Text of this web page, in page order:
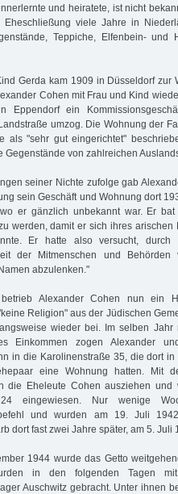
und heiratete, ist nicht
Eheschließung viele Jahre in
Teppiche, Elfenbein- und
Gerda kam 1909 in Düsseldorf zur
Cohen mit Frau und Kind
Eppendorf ein
umzog. Die Wohnung der
als "sehr gut eingerichtet"
Gegenstände von zahlreichen
seiner Nichte zufolge gab
sein Geschäft und Wohnung dort
er gänzlich unbekannt war. Er
werden, damit er sich ihres arischen
Er hatte also versucht, durch
der Mitmenschen und
abzulenken."
Alexander Cohen nun ein
Religion" aus der Jüdischen
wieder bei. Im selben Jahr
Einkommen zogen Alexander
in die Karolinenstraße 35, die dort
eine Wohnung hatten. Mit
die Eheleute Cohen ausziehen
24 eingewiesen. Nur wenige
und wurden am 19. Juli
dort fast zwei Jahre später, am 5. Juli
1944 wurde das Getto
in den folgenden Tagen
Auschwitz gebracht. Unter ihnen